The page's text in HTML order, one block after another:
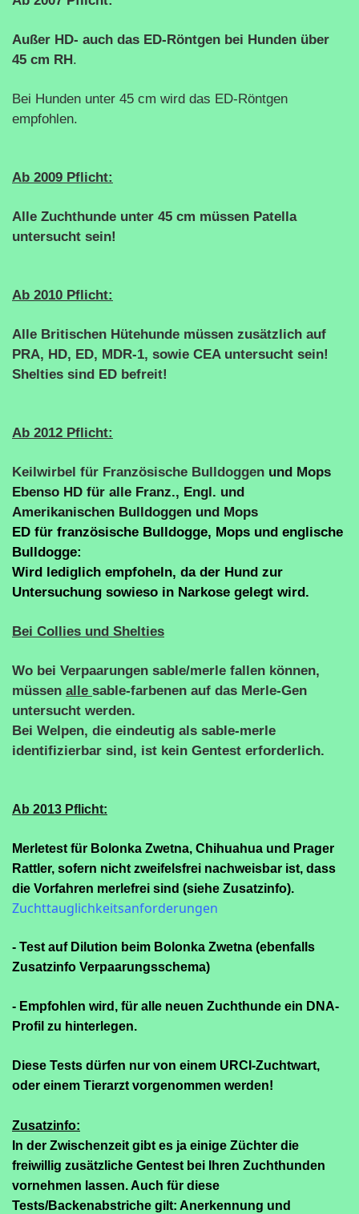
Außer HD- auch das ED-Röntgen bei Hunden über
45 cm RH .
Bei Hunden unter 45 cm wird das ED-Röntgen
empfohlen.
Ab 2009 Pflicht:
Alle Zuchthunde unter 45 cm müssen Patella
untersucht sein!
Ab 2010 Pflicht:
Alle Britischen Hütehunde müssen zusätzlich auf
PRA, HD, ED, MDR-1, sowie CEA untersucht sein!
Shelties sind ED befreit!
Ab 2012 Pflicht:
Keilwirbel für Französische Bulldoggen und Mops
Ebenso HD für alle Franz., Engl. und
Amerikanischen Bulldoggen und Mops
ED für französische Bulldogge, Mops und englische
Bulldogge:
Wird lediglich empfoheln, da der Hund zur
Untersuchung sowieso in Narkose gelegt wird.
Bei Collies und Shelties
Wo bei Verpaarungen sable/merle fallen können,
müssen alle sable-farbenen auf das Merle-Gen
untersucht werden.
Bei Welpen, die eindeutig als sable-merle
identifizierbar sind, ist kein Gentest erforderlich.
Ab 2013 Pflicht:
Merletest für Bolonka Zwetna, Chihuahua und Prager
Rattler, sofern nicht zweifelsfrei nachweisbar ist, dass
die Vorfahren merlefrei sind (siehe Zusatzinfo).
Zuchttauglichkeitsanforderungen
- Test auf Dilution beim Bolonka Zwetna (ebenfalls
Zusatzinfo Verpaarungsschema)
- Empfohlen wird, für alle neuen Zuchthunde ein DNA-
Profil zu hinterlegen.
Diese Tests dürfen nur von einem URCI-Zuchtwart,
oder einem Tierarzt vorgenommen werden!
Zusatzinfo:
In der Zwischenzeit gibt es ja einige Züchter die
freiwillig zusätzliche Gentest bei Ihren Zuchthunden
vornehmen lassen. Auch für diese
Tests/Backenabstriche gilt: Anerkennung und